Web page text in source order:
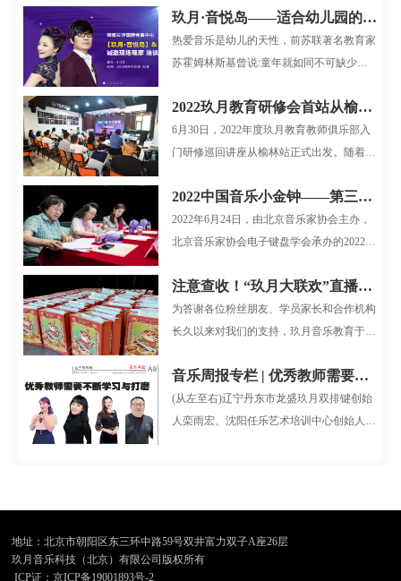
玖月·音悦岛——适合幼儿园的多媒体音乐启蒙课程
热爱音乐是幼儿的天性，前苏联著名教育家
苏霍姆林斯基曾说:童年就如同不可缺少游
2022玖月教育研修会首站从榆林启航
6月30日，2022年度玖月教育教师俱乐部入
门研修巡回讲座从榆林站正式出发。随着疫
2022中国音乐小金钟——第三届全国电子键盘展演北京选拔赛圆满结束
2022年6月24日，由北京音乐家协会主办，
北京音乐家协会电子键盘学会承办的2022中
注意查收！“玖月大联欢”直播大礼包整装待发！
为答谢各位粉丝朋友、学员家长和合作机构
长久以来对我们的支持，玖月音乐教育于12
音乐周报专栏 | 优秀教师需要不断学习与打磨
(从左至右)辽宁丹东市龙盛玖月双排键创始
人栾雨宏、沈阳任乐艺术培训中心创始人任
地址：北京市朝阳区东三环中路59号双井富力双子A座26层
玖月音乐科技（北京）有限公司版权所有
ICP证：京ICP备19001893号-2